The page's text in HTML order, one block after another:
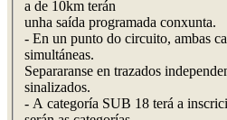
a de 10km terán
unha saída programada conxunta.
- En un punto do circuito, ambas
simultáneas.
Separaranse en trazados
sinalizados.
- A categoría SUB 18 terá a